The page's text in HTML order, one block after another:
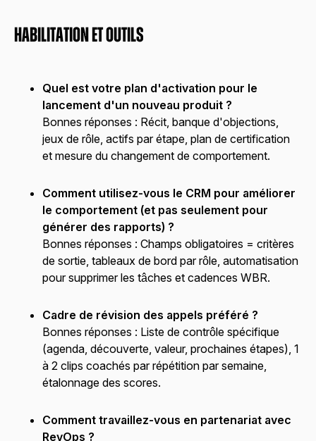
Habilitation et outils
Quel est votre plan d'activation pour le
lancement d'un nouveau produit ?
Bonnes réponses : Récit, banque d'objections,
jeux de rôle, actifs par étape, plan de certification
et mesure du changement de comportement.
Comment utilisez-vous le CRM pour améliorer
le comportement (et pas seulement pour
générer des rapports) ?
Bonnes réponses : Champs obligatoires = critères
de sortie, tableaux de bord par rôle, automatisation
pour supprimer les tâches et cadences WBR.
Cadre de révision des appels préféré ?
Bonnes réponses : Liste de contrôle spécifique
(agenda, découverte, valeur, prochaines étapes), 1
à 2 clips coachés par répétition par semaine,
étalonnage des scores.
Comment travaillez-vous en partenariat avec
RevOps ?